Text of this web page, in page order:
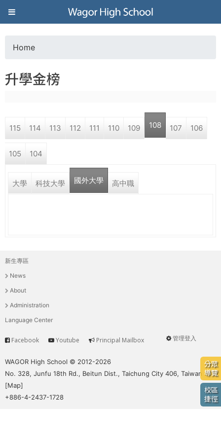
Jump to navigation
葳
格
高
學
培
養
具
國
移
動
的
世
界
公
o
a
r
e
r
e
Home
升學金榜
115 114 113 112 111 110 109 108 107 106
105 104
大學 科技大學 國外大學 高中職
分眾
導覽
校區
捷徑
主
選
單
新生專區
News
About
Administration
Language Center
User
管理登入
Service
Facebook Youtube Principal Mailbox
WAGOR High School © 2012-2026
No. 328, Junfu 18th Rd., Beitun Dist., Taichung City 406, Taiwan
[Map]
+886-4-2437-1728